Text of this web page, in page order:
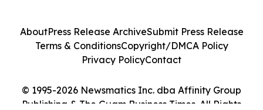
© 1995-2026 Newsmatics Inc. dba Affinity Group
Publishing & The Guam Business Times. All Rights
AboutPress Release ArchiveSubmit Press Release
Terms & ConditionsCopyright/DMCA Policy
Privacy PolicyContact